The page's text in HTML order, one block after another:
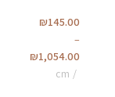
₪145.00
–
₪1,054.00
cm